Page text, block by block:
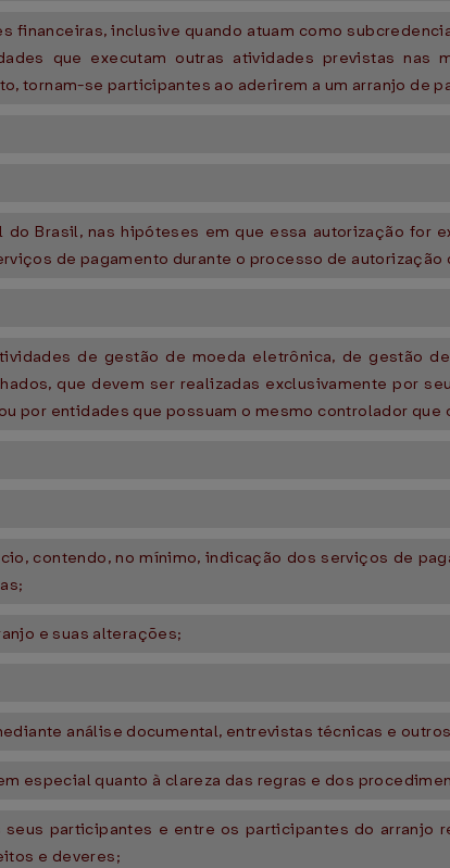
financeiras, inclusive quando atuam como
que executam outras atividades previstas nas
tornam-se participantes ao aderirem a um arranjo de
Brasil, nas hipóteses em que essa autorização for
de pagamento durante o processo de autorização
de gestão de moeda eletrônica, de gestão
que devem ser realizadas exclusivamente por
por entidades que possuam o mesmo controlador que
contendo, no mínimo, indicação dos serviços de
e suas alterações;
análise documental, entrevistas técnicas e
especial quanto à clareza das regras e dos
participantes e entre os participantes do arranjo
e deveres;